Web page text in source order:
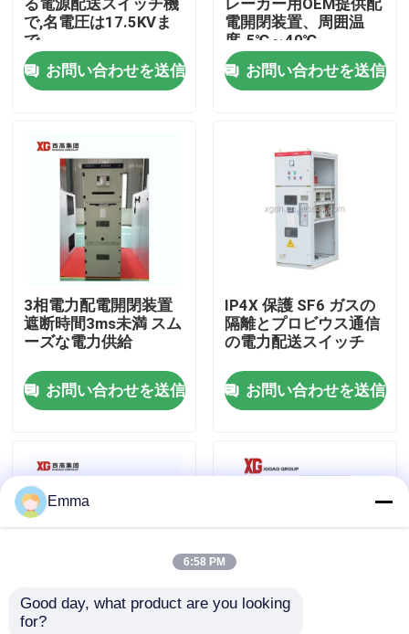
プロダクト
私達について
工場旅行
品質管理
私達に連絡しなさい
空力荷重の壊れ目スイッチ
SF6負荷壊れ目スイッチ
電力配分の開閉装置
る電源配送スイッチ機
で,名電圧は17.5KVま
で
お問い合わせを送信
レーカー用OEM提供配
電開閉装置、周囲温
度-5℃～40℃
お問い合わせを送信
3相電力配電開閉装置
遮断時間3ms未満 スム
ーズな電力供給
お問い合わせを送信
IP4X 保護 SF6 ガスの
隔離とプロビウス通信
の電力配送スイッチ
お問い合わせを送信
高度な遮断器技術を備
Emma
6:58 PM
Good day, what product are you looking
for?